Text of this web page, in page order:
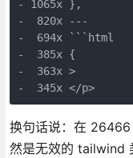
- 1065x },
-  820x ---
-  694x ```html
-  385x {
-  363x >
-  345x </p>
换句话说：在
然是无效的 tailwind